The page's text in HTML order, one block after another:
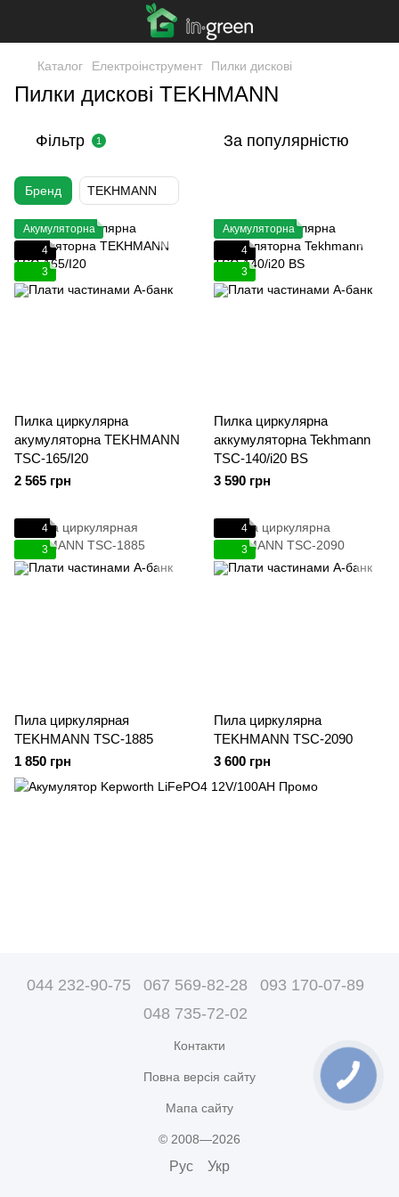
Каталог Електроінструмент Пилки дискові
Пилки дискові TEKHMANN
Фільтр 1 За популярністю
Бренд TEKHMANN
Акумуляторна
4
3
Пилка циркулярна
акумуляторна TEKHMANN
TSC-165/I20
2 565 грн
Акумуляторна
4
3
Пилка циркулярна
аккумуляторна Tekhmann
TSC-140/i20 BS
3 590 грн
4
3
Пила циркулярная
TEKHMANN TSC-1885
1 850 грн
4
3
Пила циркулярна
TEKHMANN TSC-2090
3 600 грн
044 232-90-75 067 569-82-28
093 170-07-89
048 735-72-02
Контакти
Повна версія сайту
Мапа сайту
© 2008—2026
Рус Укр